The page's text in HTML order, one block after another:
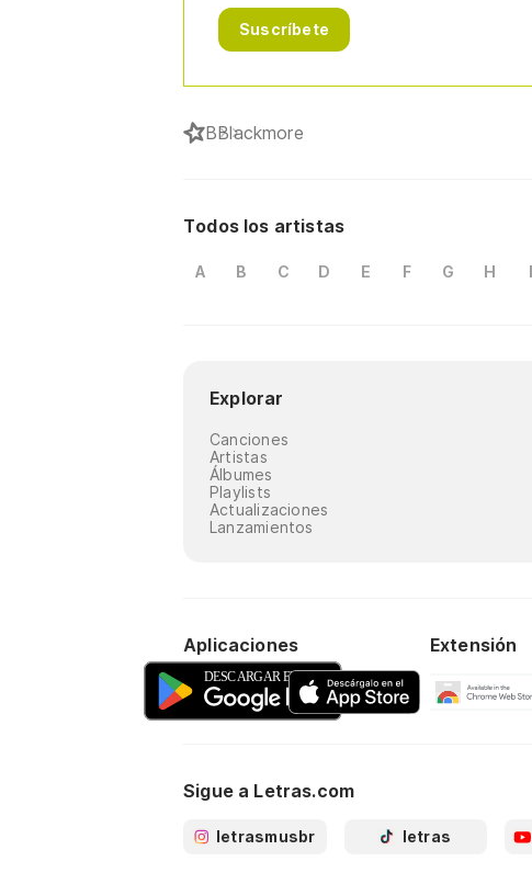
Suscríbete
BBlackmore
Todos los artistas
A B C D E F G H I
Explorar
Canciones
Artistas
Álbumes
Playlists
Actualizaciones
Lanzamientos
Aplicaciones Extensión
Sigue a Letras.com
letrasmusbr letras